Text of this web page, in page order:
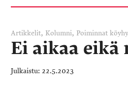
Artikkelit, Kolumni, Poiminnat
Ei aikaa eikä
22.5.2023